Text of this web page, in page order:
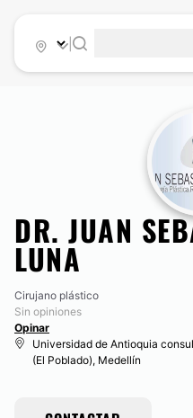
DR. JUAN
LUNA
Cirujano plástico
Sin opiniones
Opinar
Universidad de Antioquia
(El Poblado), Medellín